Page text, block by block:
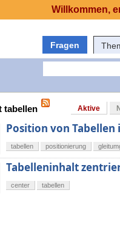
Fragen
tabellen Aktive
Position von
tabellen positionierung
Tabelleninhalt
center tabellen
Willkommen,